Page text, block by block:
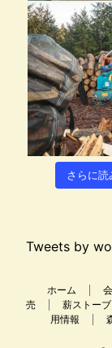
さらに読
Tweets by
ホーム
売
薪ストーブ
用情報